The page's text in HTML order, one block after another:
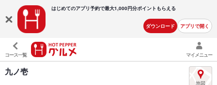
はじめてのアプリ予約で最大1,000円分ポイントもらえる
ダウンロード アプリで開く
コース一覧 マイメニュー
九ノ壱